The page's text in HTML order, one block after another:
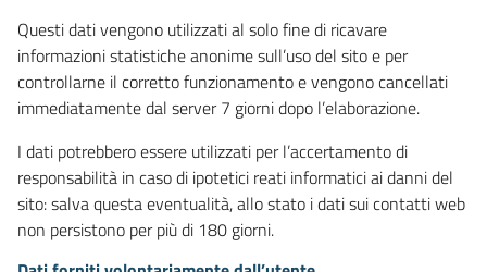
Questi dati vengono utilizzati al solo fine di ricavare
informazioni statistiche anonime sull’uso del sito e per
controllarne il corretto funzionamento e vengono cancellati
immediatamente dal server 7 giorni dopo l’elaborazione.
I dati potrebbero essere utilizzati per l’accertamento di
responsabilità in caso di ipotetici reati informatici ai danni del
sito: salva questa eventualità, allo stato i dati sui contatti web
non persistono per più di 180 giorni.